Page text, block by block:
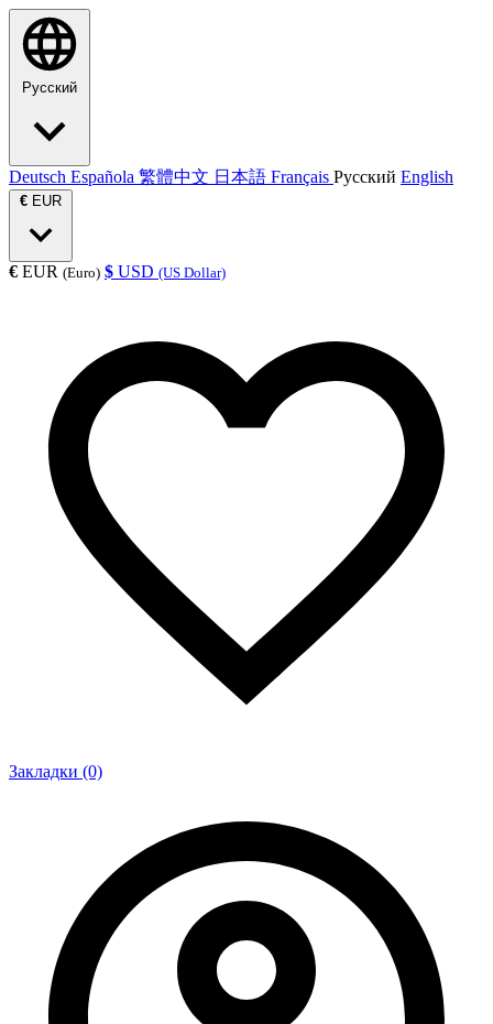
Русский
Deutsch Española 繁體中文 日本語 Français Русский English
€ EUR
€ EUR (Euro) $ USD (US Dollar)
Закладки (0)